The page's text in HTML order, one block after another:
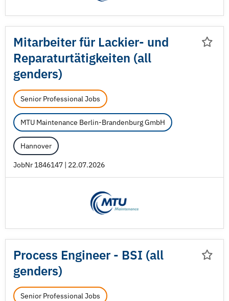
Mitarbeiter für Lackier- und
Reparaturtätigkeiten (all
genders)
Senior Professional Jobs
MTU Maintenance Berlin-Brandenburg GmbH
Hannover
JobNr 1846147 | 22.07.2026
Process Engineer - BSI (all
genders)
Senior Professional Jobs